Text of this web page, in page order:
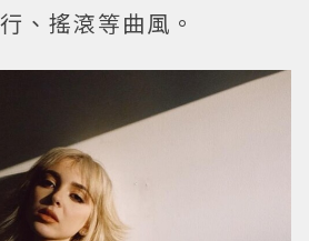
、搖滾等曲風。